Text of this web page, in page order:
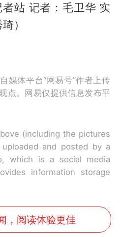
者站 记者：毛卫华 实
）
媒体平台“网易号”作者上传
点。网易仅提供信息发布平
(including the pictures
and posted by a
which is a social media
information storage
，阅读体验更佳